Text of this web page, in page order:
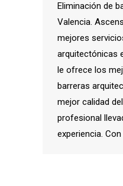
Eliminación de
Valencia.
mejores
arquitectónicas
le ofrece los
barreras
mejor calidad
profesional
experiencia.